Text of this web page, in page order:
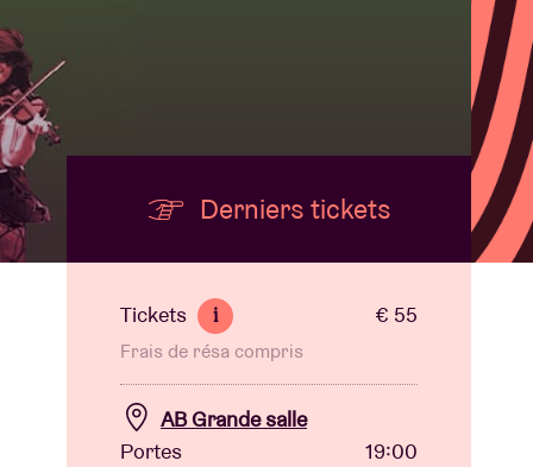
Derniers tickets
Tickets i € 55
Frais de résa compris
AB Grande salle
Portes
19:00